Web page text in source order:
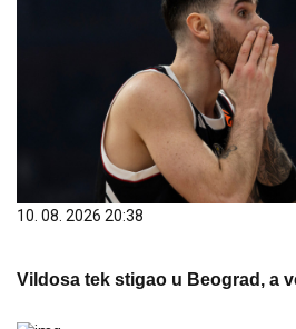
10. 08. 2026 20:38
Vildosa tek stigao u Beograd, a